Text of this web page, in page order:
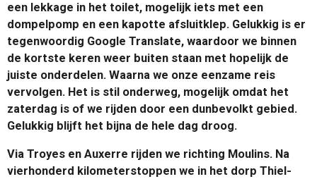
een lekkage in het toilet, mogelijk iets met een
dompelpomp en een kapotte afsluitklep. Gelukkig is er
tegenwoordig Google Translate, waardoor we binnen
de kortste keren weer buiten staan met hopelijk de
juiste onderdelen. Waarna we onze eenzame reis
vervolgen. Het is stil onderweg, mogelijk omdat het
zaterdag is of we rijden door een dunbevolkt gebied.
Gelukkig blijft het bijna de hele dag droog.
Via Troyes en Auxerre rijden we richting Moulins. Na
vierhonderd kilometerstoppen we in het dorp Thiel-